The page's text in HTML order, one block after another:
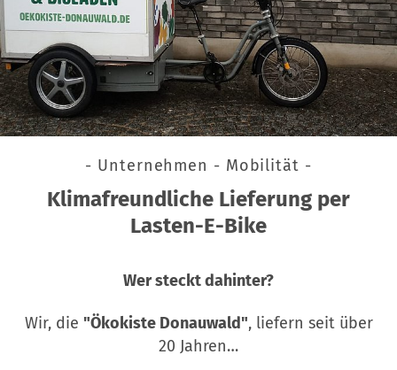
- Unternehmen - Mobilität -
Klimafreundliche Lieferung per
Lasten-E-Bike
Wer steckt dahinter?
Wir, die "Ökokiste Donauwald", liefern seit über
20 Jahren…